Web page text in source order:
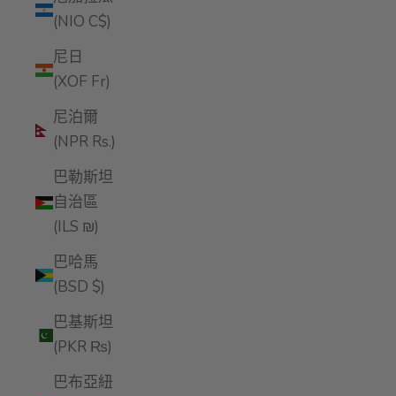
(NIO C$)
尼日
(XOF Fr)
尼泊爾
(NPR Rs.)
巴勒斯坦
自治區
(ILS ₪)
巴哈馬
(BSD $)
巴基斯坦
(PKR ₨)
巴布亞紐